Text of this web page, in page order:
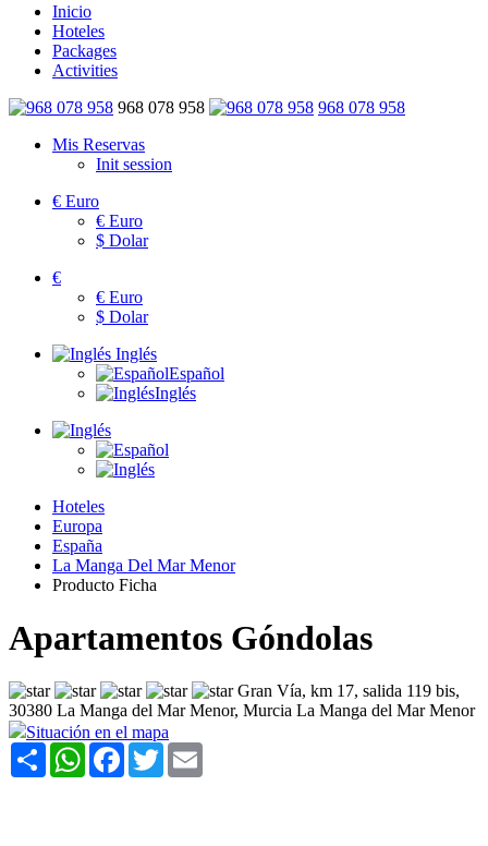
Inicio
Hoteles
Packages
Activities
968 078 958
968 078 958
Mis Reservas
Init session
€ Euro
€ Euro
$ Dolar
€
€ Euro
$ Dolar
Inglés
Español
Inglés
Hoteles
Europa
España
La Manga Del Mar Menor
Producto Ficha
Apartamentos Góndolas
Gran Vía, km 17, salida 119 bis,
30380 La Manga del Mar Menor, Murcia La Manga del Mar Menor
Situación en el mapa
Share WhatsAppFacebook
Twitter